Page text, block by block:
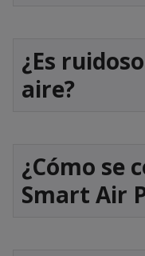
¿Es
aire?
¿Cómo se
Smart Air